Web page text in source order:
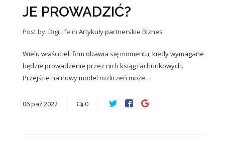
JE PROWADZIĆ?
Post by: DigiLife in Artykuły partnerskie Biznes
Wielu właścicieli firm obawia się momentu, kiedy wymagane
będzie prowadzenie przez nich ksiąg rachunkowych.
Przejście na nowy model rozliczeń może…
06paź2022 0